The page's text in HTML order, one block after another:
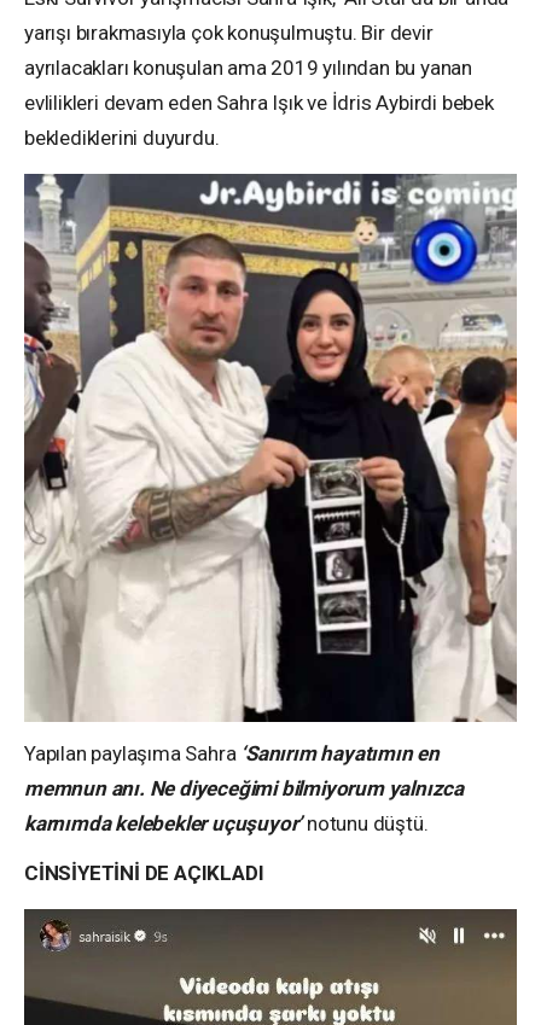
yarışı bırakmasıyla çok konuşulmuştu. Bir devir
ayrılacakları konuşulan ama 2019 yılından bu yanan
evlilikleri devam eden Sahra Işık ve İdris Aybirdi bebek
beklediklerini duyurdu.
Yapılan paylaşıma Sahra ‘Sanırım hayatımın en
memnun anı. Ne diyeceğimi bilmiyorum yalnızca
karnımda kelebekler uçuşuyor’notunu düştü.
CİNSİYETİNİ DE AÇIKLADI